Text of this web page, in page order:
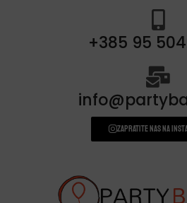
+385 95
Zapratite nas na